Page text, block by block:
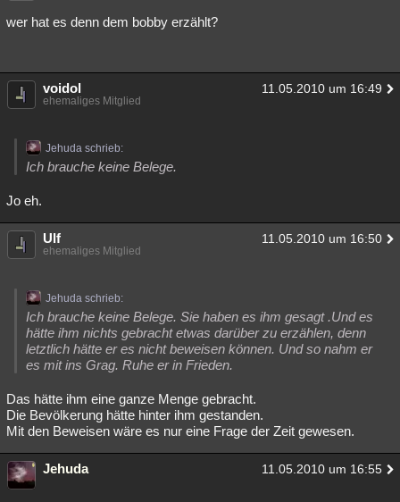
wer hat es denn dem bobby erzählt?
voidol 11.05.2010 um 16:49
ehemaliges Mitglied
Jehuda schrieb:
Ich brauche keine Belege.
Jo eh.
Ulf 11.05.2010 um 16:50
ehemaliges Mitglied
Jehuda schrieb:
Ich brauche keine Belege. Sie haben es ihm gesagt .Und es
hätte ihm nichts gebracht etwas darüber zu erzählen, denn
letztlich hätte er es nicht beweisen können. Und so nahm er
es mit ins Grag. Ruhe er in Frieden.
Das hätte ihm eine ganze Menge gebracht.
Die Bevölkerung hätte hinter ihm gestanden.
Mit den Beweisen wäre es nur eine Frage der Zeit gewesen.
Jehuda 11.05.2010 um 16:55